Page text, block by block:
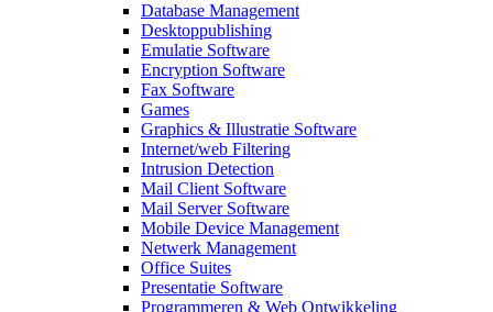
Database Management
Desktoppublishing
Emulatie Software
Encryption Software
Fax Software
Games
Graphics & Illustratie Software
Internet/web Filtering
Intrusion Detection
Mail Client Software
Mail Server Software
Mobile Device Management
Netwerk Management
Office Suites
Presentatie Software
Programmeren & Web Ontwikkeling